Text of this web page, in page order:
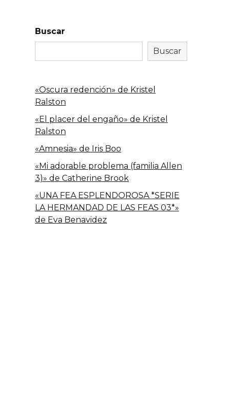
Buscar
Buscar
«Oscura redención» de Kristel
Ralston
«El placer del engaño» de Kristel
Ralston
«Amnesia» de Iris Boo
«Mi adorable problema (familia Allen
3)» de Catherine Brook
«UNA FEA ESPLENDOROSA *SERIE
LA HERMANDAD DE LAS FEAS 03*»
de Eva Benavidez